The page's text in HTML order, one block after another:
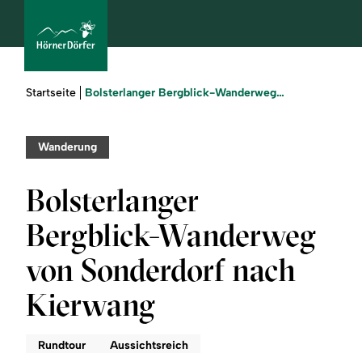
Urlaub
buchen
Sommer
Winter
Sie
Startseite Bolsterlanger Bergblick-Wanderweg von Sonderdorf nach Kierwang
Wanderung
Bolsterlanger
Bergblick-Wanderweg
von Sonderdorf nach
Kierwang
Rundtour Aussichtsreich